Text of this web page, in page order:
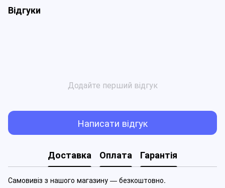
Відгуки
Додайте перший відгук
Написати відгук
Доставка Оплата Гарантія
Самовивіз з нашого магазину — безкоштовно.